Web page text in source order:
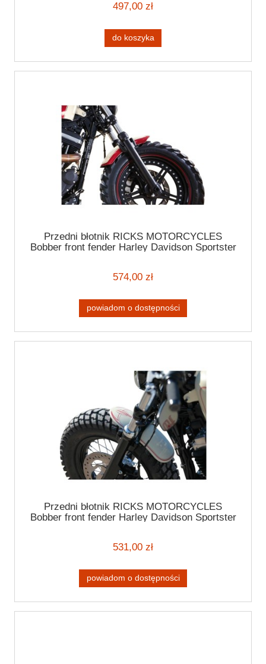
497,00 zł
do koszyka
Przedni błotnik RICKS MOTORCYCLES
Bobber front fender Harley Davidson Sportster
574,00 zł
powiadom o dostępności
Przedni błotnik RICKS MOTORCYCLES
Bobber front fender Harley Davidson Sportster
531,00 zł
powiadom o dostępności